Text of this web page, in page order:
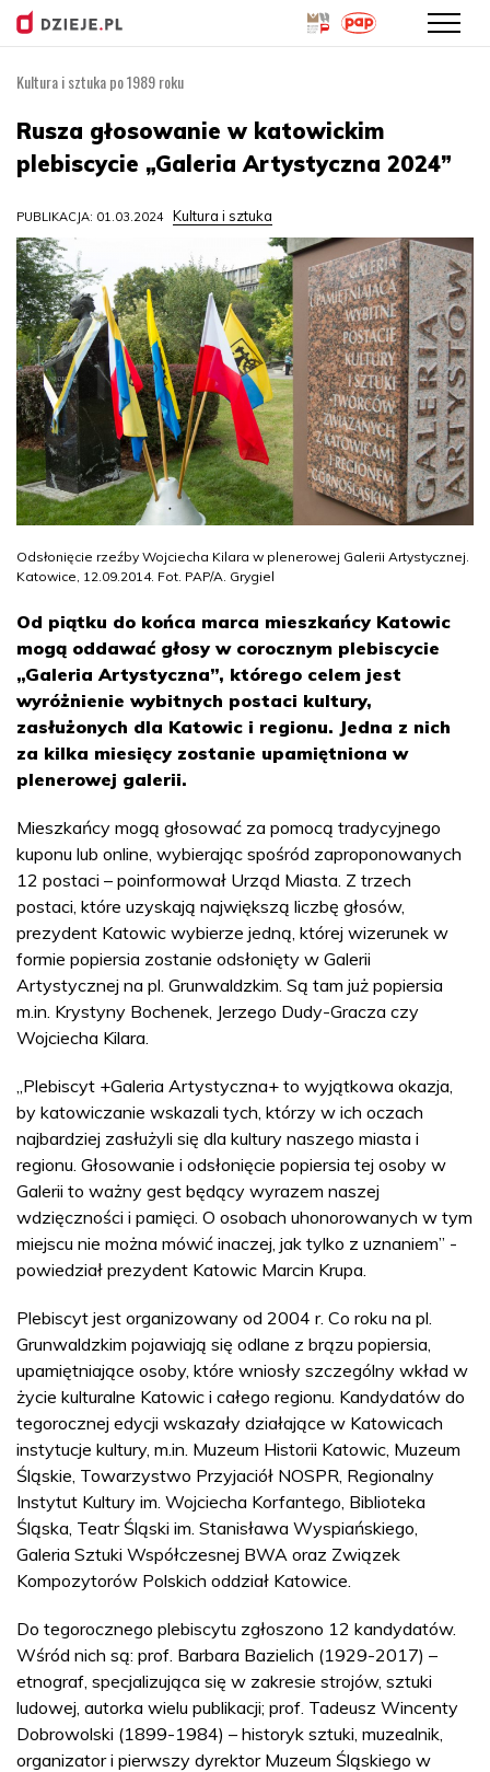
treści
Kultura i sztuka po 1989 roku
Rusza głosowanie w katowickim
plebiscycie „Galeria Artystyczna 2024”
PUBLIKACJA: 01.03.2024 Kultura i sztuka
Odsłonięcie rzeźby Wojciecha Kilara w plenerowej Galerii Artystycznej.
Katowice, 12.09.2014. Fot. PAP/A. Grygiel
Od piątku do końca marca mieszkańcy Katowic
mogą oddawać głosy w corocznym plebiscycie
„Galeria Artystyczna”, którego celem jest
wyróżnienie wybitnych postaci kultury,
zasłużonych dla Katowic i regionu. Jedna z nich
za kilka miesięcy zostanie upamiętniona w
plenerowej galerii.
Mieszkańcy mogą głosować za pomocą tradycyjnego
kuponu lub online, wybierając spośród zaproponowanych
12 postaci – poinformował Urząd Miasta. Z trzech
postaci, które uzyskają największą liczbę głosów,
prezydent Katowic wybierze jedną, której wizerunek w
formie popiersia zostanie odsłonięty w Galerii
Artystycznej na pl. Grunwaldzkim. Są tam już popiersia
m.in. Krystyny Bochenek, Jerzego Dudy-Gracza czy
Wojciecha Kilara.
„Plebiscyt +Galeria Artystyczna+ to wyjątkowa okazja,
by katowiczanie wskazali tych, którzy w ich oczach
najbardziej zasłużyli się dla kultury naszego miasta i
regionu. Głosowanie i odsłonięcie popiersia tej osoby w
Galerii to ważny gest będący wyrazem naszej
wdzięczności i pamięci. O osobach uhonorowanych w tym
miejscu nie można mówić inaczej, jak tylko z uznaniem” -
powiedział prezydent Katowic Marcin Krupa.
Plebiscyt jest organizowany od 2004 r. Co roku na pl.
Grunwaldzkim pojawiają się odlane z brązu popiersia,
upamiętniające osoby, które wniosły szczególny wkład w
życie kulturalne Katowic i całego regionu. Kandydatów do
tegorocznej edycji wskazały działające w Katowicach
instytucje kultury, m.in. Muzeum Historii Katowic, Muzeum
Śląskie, Towarzystwo Przyjaciół NOSPR, Regionalny
Instytut Kultury im. Wojciecha Korfantego, Biblioteka
Śląska, Teatr Śląski im. Stanisława Wyspiańskiego,
Galeria Sztuki Współczesnej BWA oraz Związek
Kompozytorów Polskich oddział Katowice.
Do tegorocznego plebiscytu zgłoszono 12 kandydatów.
Wśród nich są: prof. Barbara Bazielich (1929-2017) –
etnograf, specjalizująca się w zakresie strojów, sztuki
ludowej, autorka wielu publikacji; prof. Tadeusz Wincenty
Dobrowolski (1899-1984) – historyk sztuki, muzealnik,
organizator i pierwszy dyrektor Muzeum Śląskiego w